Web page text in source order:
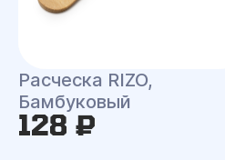
Расческа RIZO,
Бамбуковый
128 ₽